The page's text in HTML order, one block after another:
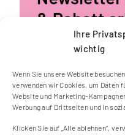
Ihre
wichtig
Wenn Sie unsere Website
verwenden wir Cookies, um Daten
Website und Marketing-
Werbung auf Drittseiten und in
Klicken Sie auf „Alle ablehnen“,